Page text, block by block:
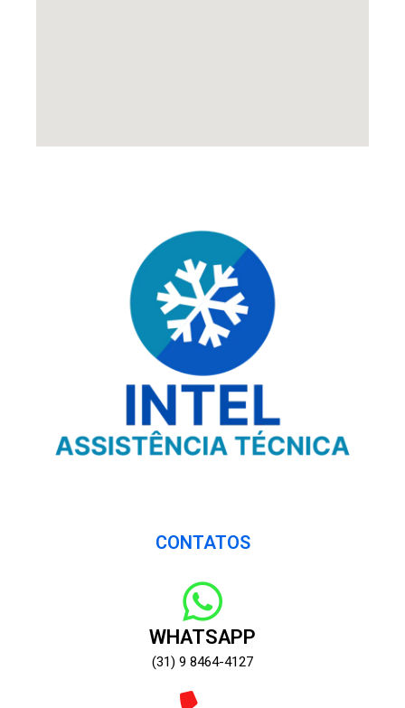
CONTATOS
WHATSAPP
(31) 9 8464-4127